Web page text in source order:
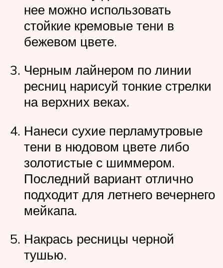
нее можно использовать
стойкие кремовые тени в
бежевом цвете.
Черным лайнером по линии
ресниц нарисуй тонкие стрелки
на верхних веках.
Нанеси сухие перламутровые
тени в нюдовом цвете либо
золотистые с шиммером.
Последний вариант отлично
подходит для летнего вечернего
мейкапа.
Накрась ресницы черной
тушью.